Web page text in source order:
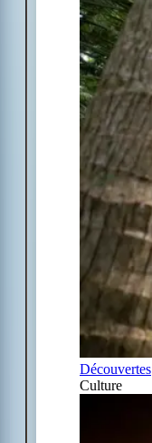
Découvertes
Culture